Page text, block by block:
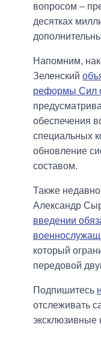
вопросом –
десятках
Напомним,
Зеленский
реформы Сил
обеспечения
специальных
обновление
составом.
Также
Александр
введении
который
передовой
Подпишитесь
отслеживать
эксклюзивные